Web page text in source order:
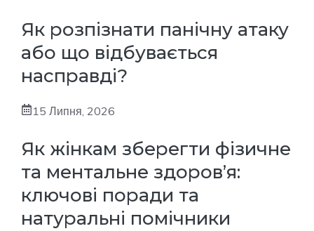
Як розпізнати панічну атаку
або що відбувається
насправді?
15 Липня, 2026
Як жінкам зберегти фізичне
та ментальне здоров’я:
ключові поради та
натуральні помічники